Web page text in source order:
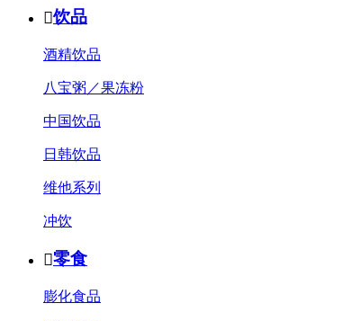
饮品
酒精饮品
八宝粥／果冻粉
中国饮品
日韩饮品
维他系列
冲饮
零食
膨化食品